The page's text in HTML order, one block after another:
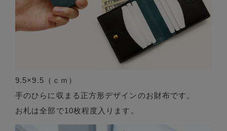
9.5×9.5（ｃｍ）
手のひらに収まる正方形デザインのお財布です。
お札は全部で10枚程度入ります。